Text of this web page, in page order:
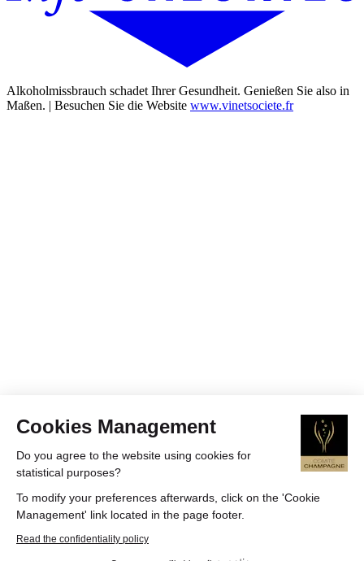
Cookies Management
Do you agree to the website using cookies for
statistical purposes?
To modify your preferences afterwards, click on the 'Cookie
Management' link located in the page footer.
Read the confidentiality policy
Alkoholmissbrauch schadet Ihrer Gesundheit. Genießen Sie also in
Maßen. | Besuchen Sie die Website www.vinetsociete.fr